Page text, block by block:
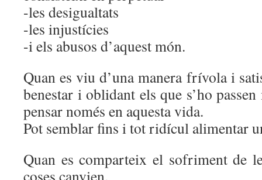
-les desigualtats
-les injustícies
-i els abusos d’aquest món.
Quan es viu d’una manera frívola i
benestar i oblidant els que s’ho
pensar només en aquesta vida.
Pot semblar fins i tot ridícul alimentar
Quan es comparteix el sofriment de
coses canvien.